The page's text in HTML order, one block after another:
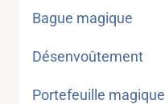
Bague magique
Désenvoûtement
Portefeuille magique